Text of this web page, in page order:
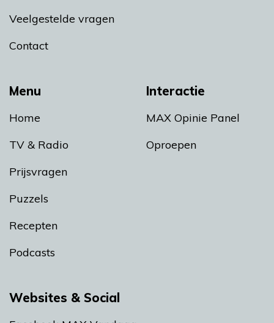
Menu
Home
TV & Radio
Prijsvragen
Puzzels
Recepten
Podcasts
Interactie
MAX Opinie Panel
Oproepen
Veelgestelde vragen
Contact
Websites & Social